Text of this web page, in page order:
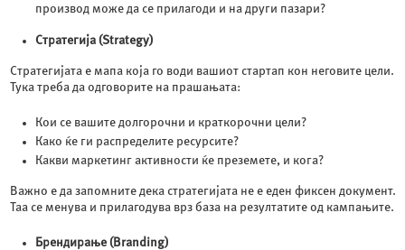
производ може да се прилагоди и на други пазари?
Стратегија (Strategy)
Стратегијата е мапа која го води вашиот стартап кон неговите цели.
Тука треба да одговорите на прашањата:
Кои се вашите долгорочни и краткорочни цели?
Како ќе ги распределите ресурсите?
Какви маркетинг активности ќе преземете, и кога?
Важно е да запомните дека стратегијата не е еден фиксен документ.
Таа се менува и прилагодува врз база на резултатите од кампањите.
Брендирање (Branding)